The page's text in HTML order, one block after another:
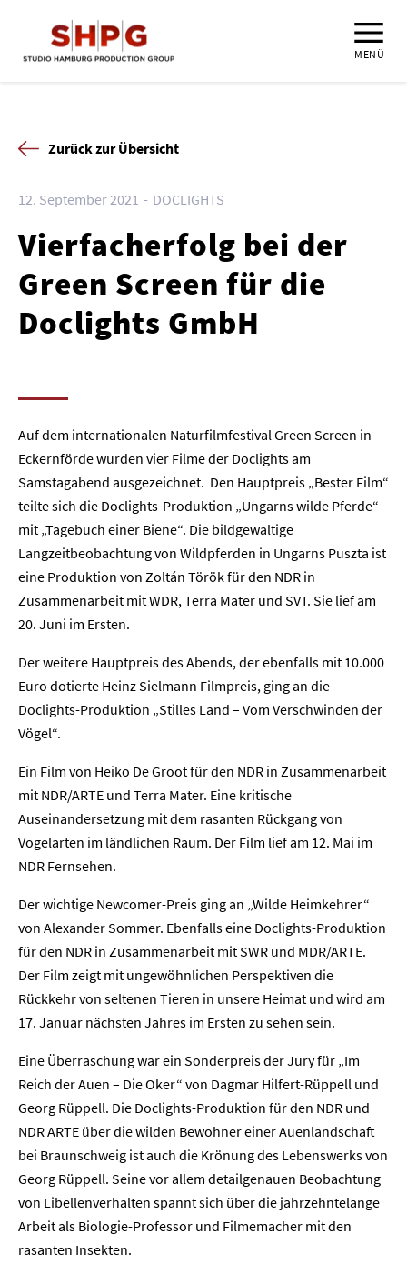
MENÜ
Zurück zur Übersicht
12. September 2021 DOCLIGHTS
Vierfacherfolg bei der
Green Screen für die
Doclights GmbH
Auf dem internationalen Naturfilmfestival Green Screen in
Eckernförde wurden vier Filme der Doclights am
Samstagabend ausgezeichnet. Den Hauptpreis „Bester Film“
teilte sich die Doclights-Produktion „Ungarns wilde Pferde“
mit „Tagebuch einer Biene“. Die bildgewaltige
Langzeitbeobachtung von Wildpferden in Ungarns Puszta ist
eine Produktion von Zoltán Török für den NDR in
Zusammenarbeit mit WDR, Terra Mater und SVT. Sie lief am
20. Juni im Ersten.
Der weitere Hauptpreis des Abends, der ebenfalls mit 10.000
Euro dotierte Heinz Sielmann Filmpreis, ging an die
Doclights-Produktion „Stilles Land – Vom Verschwinden der
Vögel“.
Ein Film von Heiko De Groot für den NDR in Zusammenarbeit
mit NDR/ARTE und Terra Mater. Eine kritische
Auseinandersetzung mit dem rasanten Rückgang von
Vogelarten im ländlichen Raum. Der Film lief am 12. Mai im
NDR Fernsehen.
Der wichtige Newcomer-Preis ging an „Wilde Heimkehrer“
von Alexander Sommer. Ebenfalls eine Doclights-Produktion
für den NDR in Zusammenarbeit mit SWR und MDR/ARTE.
Der Film zeigt mit ungewöhnlichen Perspektiven die
Rückkehr von seltenen Tieren in unsere Heimat und wird am
17. Januar nächsten Jahres im Ersten zu sehen sein.
Eine Überraschung war ein Sonderpreis der Jury für „Im
Reich der Auen – Die Oker“ von Dagmar Hilfert-Rüppell und
Georg Rüppell. Die Doclights-Produktion für den NDR und
NDR ARTE über die wilden Bewohner einer Auenlandschaft
bei Braunschweig ist auch die Krönung des Lebenswerks von
Georg Rüppell. Seine vor allem detailgenauen Beobachtung
von Libellenverhalten spannt sich über die jahrzehntelange
Arbeit als Biologie-Professor und Filmemacher mit den
rasanten Insekten.
Home